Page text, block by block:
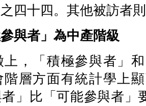
四十四。其他被訪者
與者」為中產階級
上，「積極參與者」
階層方面有統計學上
者」比「可能參與者